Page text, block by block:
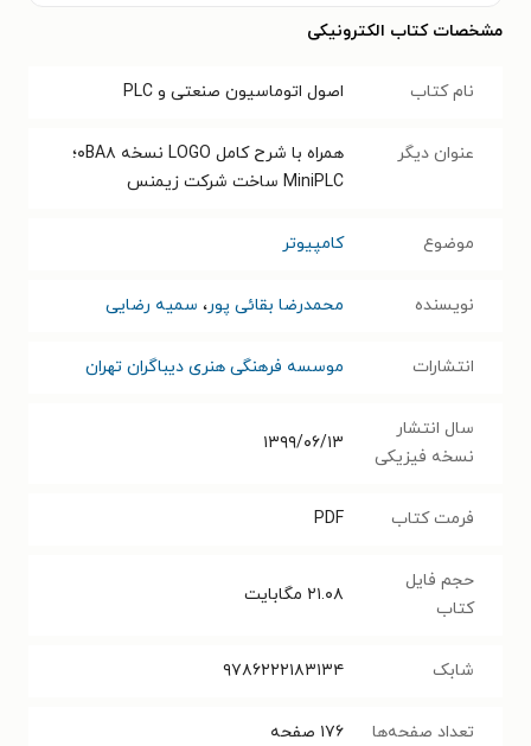
مشخصات کتاب الکترونیکی
نام کتاب اصول اتوماسیون صنعتی و PLC
عنوان دیگر
همراه با شرح کامل LOGO نسخه ۰BA۸؛
MiniPLC ساخت شرکت زیمنس
موضوع کامپیوتر
نویسنده محمدرضا بقائی پور، سمیه رضایی
انتشارات موسسه فرهنگی هنری دیباگران تهران
سال انتشار
نسخه فیزیکی
۱۳۹۹/۰۶/۱۳
فرمت کتاب PDF
حجم فایل
کتاب
۲۱.۰۸ مگابایت
شابک ۹۷۸۶۲۲۲۱۸۳۱۳۴
تعداد صفحه‌ها ۱۷۶ صفحه